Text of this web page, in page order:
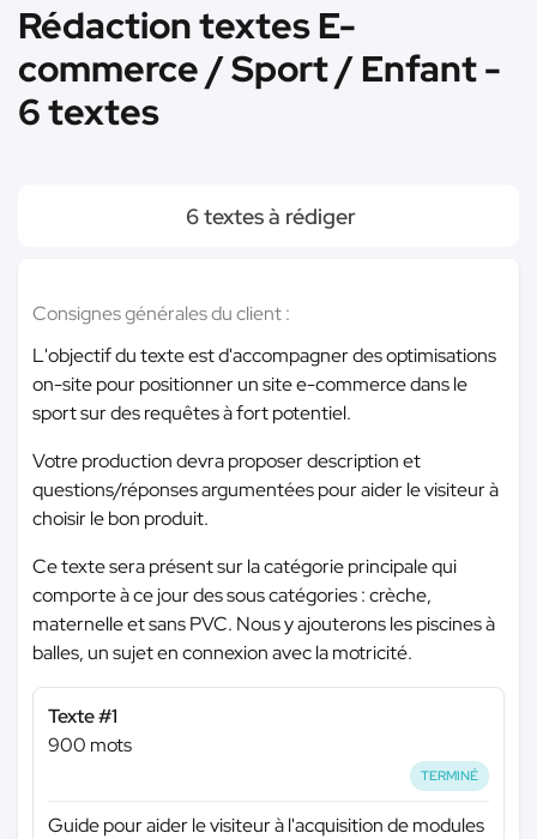
Rédaction textes E-
commerce / Sport / Enfant -
6 textes
6 textes à rédiger
Consignes générales du client :
L'objectif du texte est d'accompagner des optimisations
on-site pour positionner un site e-commerce dans le
sport sur des requêtes à fort potentiel.
Votre production devra proposer description et
questions/réponses argumentées pour aider le visiteur à
choisir le bon produit.
Ce texte sera présent sur la catégorie principale qui
comporte à ce jour des sous catégories : crèche,
maternelle et sans PVC. Nous y ajouterons les piscines à
balles, un sujet en connexion avec la motricité.
Texte #1
900 mots
TERMINÉ
Guide pour aider le visiteur à l'acquisition de modules